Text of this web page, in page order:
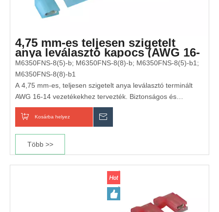
4,75 mm-es teljesen szigetelt
anya leválasztó kapocs (AWG 16-
14)
M6350FNS-8(5)-b; M6350FNS-8(8)-b; M6350FNS-8(5)-b1;
M6350FNS-8(8)-b1
A 4,75 mm-es, teljesen szigetelt anya leválasztó terminált
AWG 16-14 vezetékekhez tervezték. Biztonságos és
megbízható elektromos csatlakozást biztosít az autóiparban,
háztartási készülékekben és ipari vezetékrendszerekben.
Ez a gyorsleválasztó terminál teljesen szigetelt hüvelyrel
rendelkezik a fokozott biztonság és védelem érdekében, így
ideális olyan alkalmazásokhoz, amelyek rezgésállóságot és
gyakori csatlakoztatást/leválasztást igényelnek.
Kosárba helyez
Több >>